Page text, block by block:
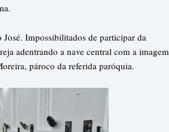
José. Impossibilitados de participar da
adentrando a nave central com a imagem
pároco da referida paróquia.